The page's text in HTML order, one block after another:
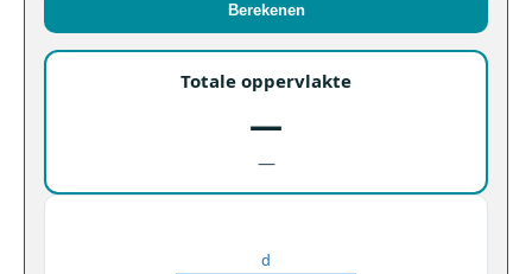
Berekenen
Totale oppervlakte
—
—
d